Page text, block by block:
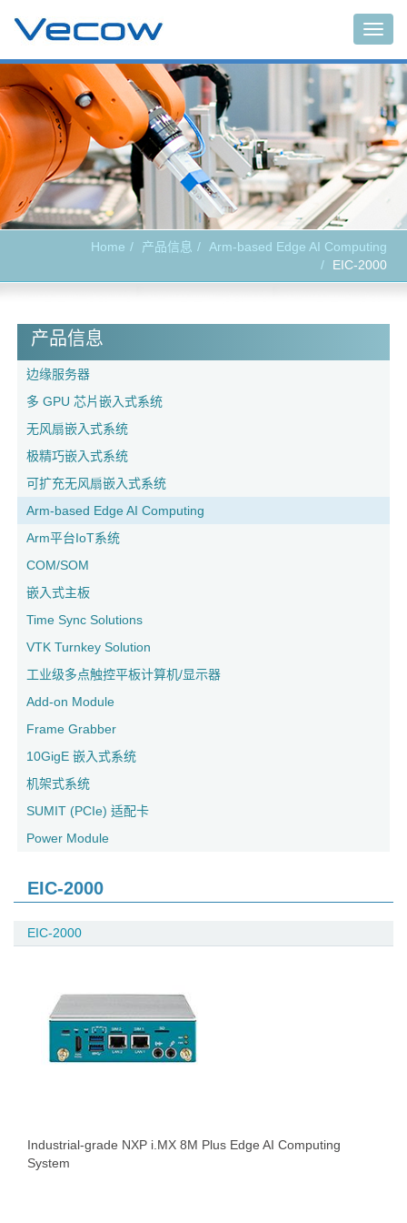
Home 产品信息
Arm-based Edge AI Computing
EIC-2000
产品信息
边缘服务器
多 GPU 芯片嵌入式系统
无风扇嵌入式系统
极精巧嵌入式系统
可扩充无风扇嵌入式系统
Arm-based Edge AI Computing
Arm平台IoT系统
COM/SOM
嵌入式主板
Time Sync Solutions
VTK Turnkey Solution
工业级多点触控平板计算机/显示器
Add-on Module
Frame Grabber
10GigE 嵌入式系统
机架式系统
SUMIT (PCIe) 适配卡
Power Module
EIC-2000
EIC-2000
Industrial-grade NXP i.MX 8M Plus Edge AI Computing
System